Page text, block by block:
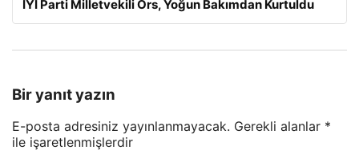
İYİ Parti Milletvekili Örs, Yoğun Bakımdan Kurtuldu
Bir yanıt yazın
E-posta adresiniz yayınlanmayacak. Gerekli alanlar *
ile işaretlenmişlerdir